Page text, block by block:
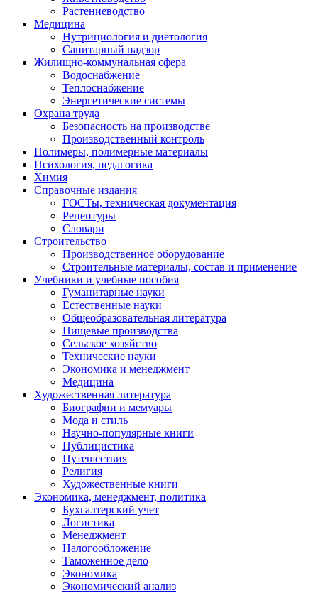
Растениеводство
Медицина
Нутрициология и диетология
Санитарный надзор
Жилищно-коммунальная сфера
Водоснабжение
Теплоснабжение
Энергетические системы
Охрана труда
Безопасность на производстве
Производственный контроль
Полимеры, полимерные материалы
Психология, педагогика
Химия
Справочные издания
ГОСТы, техническая документация
Рецептуры
Словари
Строительство
Производственное оборудование
Строительные материалы, состав и применение
Учебники и учебные пособия
Гуманитарные науки
Естественные науки
Общеобразовательная литература
Пищевые производства
Сельское хозяйство
Технические науки
Экономика и менеджмент
Медицина
Художественная литература
Биографии и мемуары
Мода и стиль
Научно-популярные книги
Публицистика
Путешествия
Религия
Художественные книги
Экономика, менеджмент, политика
Бухгалтерский учет
Логистика
Менеджмент
Налогообложение
Таможенное дело
Экономика
Экономический анализ